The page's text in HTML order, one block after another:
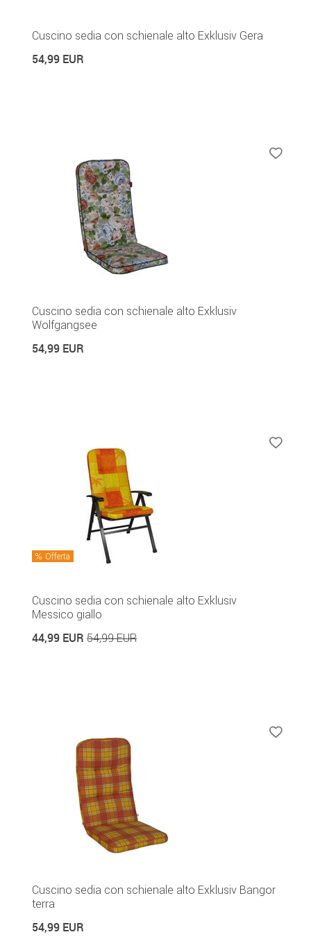
Cuscino sedia con schienale alto Exklusiv Gera
54,99 EUR
Cuscino sedia con schienale alto Exklusiv
Wolfgangsee
54,99 EUR
Offerta
Cuscino sedia con schienale alto Exklusiv
Messico giallo
44,99 EUR 54,99 EUR
Cuscino sedia con schienale alto Exklusiv Bangor
terra
54,99 EUR